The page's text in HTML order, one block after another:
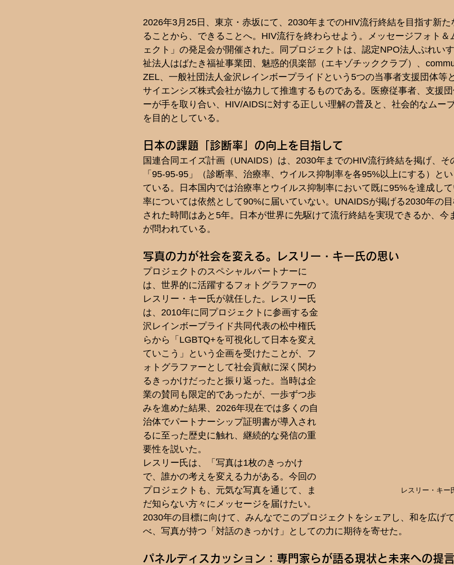
2026年3月25日、東京・赤坂にて、2030年までのHIV流行終結を目指す新た
ることから、できることへ。HIV流行を終わらせよう。メッセージフォト＆
ェクト」の発足会が開催された。同プロジェクトは、認定NPO法人ぷれい
祉法人はばたき福祉事業団、魅惑的倶楽部（エキゾチッククラブ）、
ZEL、一般社団法人金沢レインボープライドという5つの当事者支援団体等
サイエンシズ株式会社が協力して推進するものである。医療従事者、支援
ーが手を取り合い、HIV/AIDSに対する正しい理解の普及と、社会的なムー
を目的としている。
日本の課題「診断率」の向上を目指して
国連合同エイズ計画（UNAIDS）は、2030年までのHIV流行終結を掲げ、そ
「95-95-95」（診断率、治療率、ウイルス抑制率を各95%以上にする）と
ている。日本国内では治療率とウイルス抑制率において既に95%を達成し
率については依然として90%に届いていない。UNAIDSが掲げる2030年の
された時間はあと5年。日本が世界に先駆けて流行終結を実現できるか、今
が問われている。
写真の力が社会を変える。レスリー・キー氏の思い
レスリー・キー
プロジェクトのスペシャルパートナーに
は、世界的に活躍するフォトグラファーの
レスリー・キー氏が就任した。レスリー氏
は、2010年に同プロジェクトに参画する金
沢レインボープライド共同代表の松中権氏
らから「LGBTQ+を可視化して日本を変え
ていこう」という企画を受けたことが、フ
ォトグラファーとして社会貢献に深く関わ
るきっかけだったと振り返った。当時は企
業の賛同も限定的であったが、一歩ずつ歩
みを進めた結果、2026年現在では多くの自
治体でパートナーシップ証明書が導入され
るに至った歴史に触れ、継続的な発信の重
要性を説いた。
レスリー氏は、「写真は1枚のきっかけ
で、誰かの考えを変える力がある。今回の
プロジェクトも、元気な写真を通じて、ま
だ知らない方々にメッセージを届けたい。
2030年の目標に向けて、みんなでこのプロジェクトをシェアし、和を広げ
べ、写真が持つ「対話のきっかけ」としての力に期待を寄せた。
パネルディスカッション：専門家らが語る現状と未来への提言